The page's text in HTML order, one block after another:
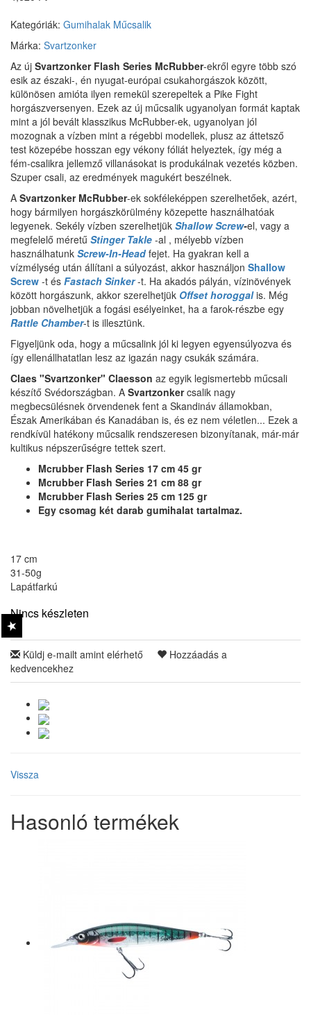
Kategóriák: Gumihalak Műcsalik
Márka: Svartzonker
Az új Svartzonker Flash Series McRubber-ekről egyre több szó
esik az északi-, én nyugat-európai csukahorgászok között,
különösen amióta ilyen remekül szerepeltek a Pike Fight
horgászversenyen. Ezek az új műcsalik ugyanolyan formát kaptak
mint a jól bevált klasszikus McRubber-ek, ugyanolyan jól
mozognak a vízben mint a régebbi modellek, plusz az áttetsző
test közepébe hosszan egy vékony fóliát helyeztek, így még a
fém-csalikra jellemző villanásokat is produkálnak vezetés közben.
Szuper csali, az eredmények magukért beszélnek.
A Svartzonker McRubber-ek sokféleképpen szerelhetőek, azért,
hogy bármilyen horgászkörülmény közepette használhatóak
legyenek. Sekély vízben szerelhetjük Shallow Screw-el, vagy a
megfelelő méretű Stinger Takle -al , mélyebb vízben
használhatunk Screw-In-Headfejet. Ha gyakran kell a
vízmélység után állítani a súlyozást, akkor használjon Shallow
Screw -t és Fastach Sinker-t. Ha akadós pályán, vízinövények
között horgászunk, akkor szerelhetjük Offset horoggalis. Még
jobban növelhetjük a fogási esélyeinket, ha a farok-részbe egy
Rattle Chamber-t is illesztünk.
Figyeljünk oda, hogy a műcsalink jól ki legyen egyensúlyozva és
így ellenállhatatlan lesz az igazán nagy csukák számára.
Claes "Svartzonker" Claesson az egyik legismertebb műcsali
készítő Svédországban. A Svartzonkercsalik nagy
megbecsülésnek örvendenek fent a Skandináv államokban,
Észak Amerikában és Kanadában is, és ez nem véletlen... Ezek a
rendkívül hatékony műcsalik rendszeresen bizonyítanak, már-már
kultikus népszerűségre tettek szert.
Mcrubber Flash Series 17 cm 45 gr
Mcrubber Flash Series 21 cm 88 gr
Mcrubber Flash Series 25 cm 125 gr
Egy csomag két darab gumihalat tartalmaz.
17 cm
31-50g
Lapátfarkú
Nincs készleten
Küldj e-mailt amint elérhető
Hozzáadás a
kedvencekhez
Vissza
Hasonló termékek